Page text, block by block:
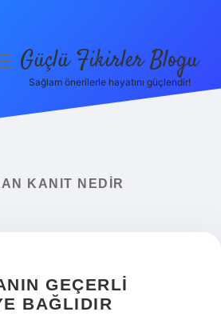
Güçlü Fikirler Blogu
Sağlam önerilerle hayatını güçlendir!
KANIT NEDIR
GEÇERLI
BAĞLIDIR